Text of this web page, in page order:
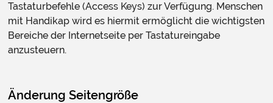
Tastaturbefehle (Access Keys) zur Verfügung. Menschen
mit Handikap wird es hiermit ermöglicht die wichtigsten
Bereiche der Internetseite per Tastatureingabe
anzusteuern.
Änderung Seitengröße